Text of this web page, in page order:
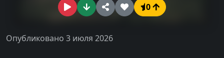
0
Опубликовано 3 июля 2026